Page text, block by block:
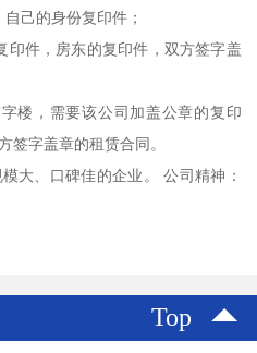
己的身份复印件；
印件，房东的复印件，双方签字盖
楼，需要该公司加盖公章的复印
签字盖章的租赁合同。
大、口碑佳的企业。 公司精神：
Top